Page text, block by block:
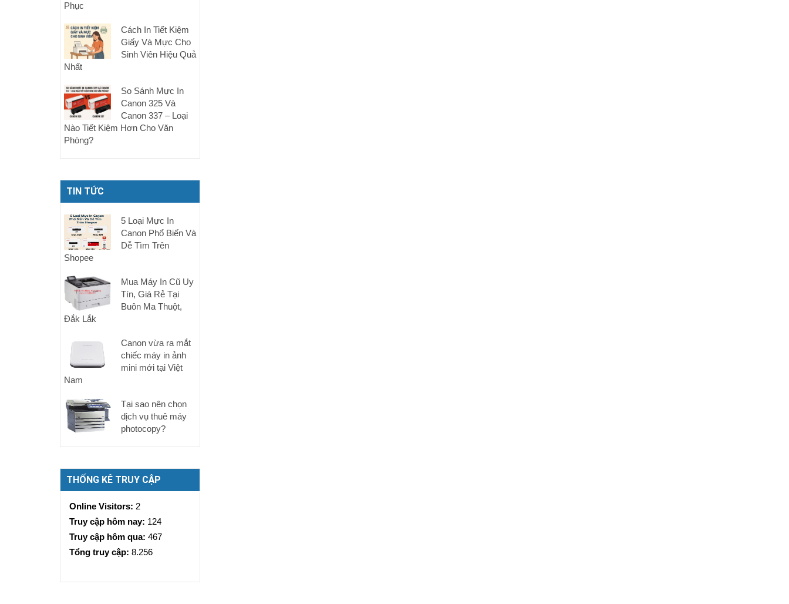
Phục
Cách In Tiết Kiệm
Giấy Và Mực Cho
Sinh Viên Hiệu Quả
Nhất
So Sánh Mực In
Canon 325 Và
Canon 337 – Loại
Nào Tiết Kiệm Hơn Cho Văn
Phòng?
TIN TỨC
5 Loại Mực In
Canon Phổ Biến Và
Dễ Tìm Trên
Shopee
Mua Máy In Cũ Uy
Tín, Giá Rẻ Tại
Buôn Ma Thuột,
Đắk Lắk
Canon vừa ra mắt
chiếc máy in ảnh
mini mới tại Việt
Nam
Tại sao nên chọn
dịch vụ thuê máy
photocopy?
THỐNG KÊ TRUY CẬP
Online Visitors: 2
Truy cập hôm nay: 124
Truy cập hôm qua: 467
Tổng truy cập: 8.256